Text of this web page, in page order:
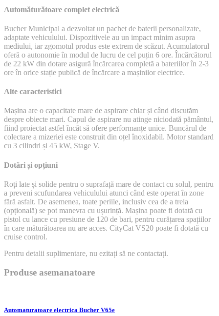
Automăturătoare complet electrică
Bucher Municipal a dezvoltat un pachet de baterii personalizate,
adaptate vehiculului. Dispozitivele au un impact minim asupra
mediului, iar zgomotul produs este extrem de scăzut. Acumulatorul
oferă o autonomie în modul de lucru de cel puțin 6 ore. Încărcătorul
de 22 kW din dotare asigură încărcarea completă a bateriilor în 2-3
ore în orice stație publică de încărcare a mașinilor electrice.
Alte caracteristici
Mașina are o capacitate mare de aspirare chiar și când discutăm
despre obiecte mari. Capul de aspirare nu atinge niciodată pământul,
fiind proiectat astfel încât să ofere performanțe unice. Buncărul de
colectare a mizeriei este construit din oțel înoxidabil. Motor standard
cu 3 cilindri și 45 kW, Stage V.
Dotări și opțiuni
Roți late și solide pentru o suprafață mare de contact cu solul, pentru
a preveni scufundarea vehiculului atunci când este operat în zone
fără asfalt. De asemenea, toate periile, inclusiv cea de a treia
(opțională) se pot manevra cu ușurință. Mașina poate fi dotată cu
pistol cu lance cu presiune de 120 de bari, pentru curățarea spațiilor
în care măturătoarea nu are acces. CityCat VS20 poate fi dotată cu
cruise control.
Pentru detalii suplimentare, nu ezitați să ne contactați.
Produse asemanatoare
Automaturatoare electrica Bucher V65e